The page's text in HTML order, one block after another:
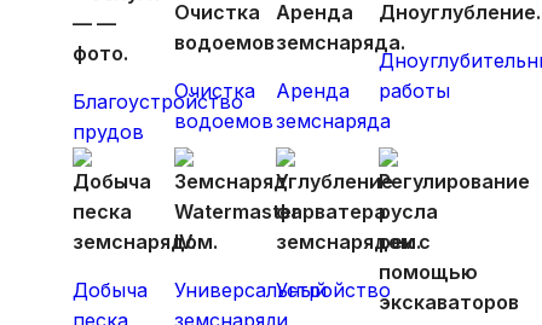
Благоустройство
прудов
Очистка
водоемов
Аренда
земснаряда
работы
Добыча
песка
Универсальный
земснаряд
Устройство
и